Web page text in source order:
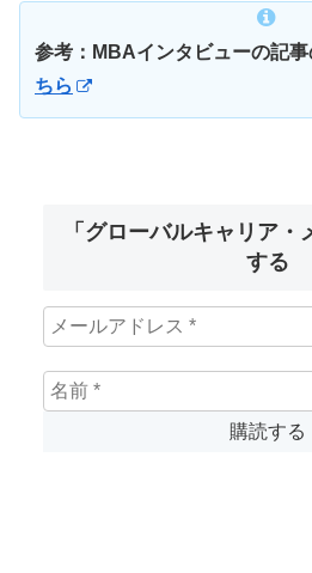
参考：MBAインタビューの記
ちら
「グローバルキャリア
する